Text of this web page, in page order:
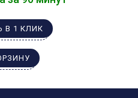
В 1 КЛИК